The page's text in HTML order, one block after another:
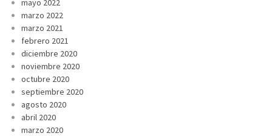
mayo 2022
marzo 2022
marzo 2021
febrero 2021
diciembre 2020
noviembre 2020
octubre 2020
septiembre 2020
agosto 2020
abril 2020
marzo 2020